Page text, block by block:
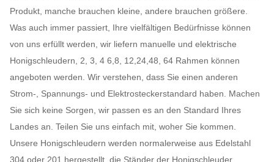
Produkt, manche brauchen kleine, andere brauchen größere.
Was auch immer passiert, Ihre vielfältigen Bedürfnisse können
von uns erfüllt werden, wir liefern manuelle und elektrische
Honigschleudern, 2, 3, 4 6,8, 12,24,48, 64 Rahmen können
angeboten werden. Wir verstehen, dass Sie einen anderen
Strom-, Spannungs- und Elektrosteckerstandard haben. Machen
Sie sich keine Sorgen, wir passen es an den Standard Ihres
Landes an. Teilen Sie uns einfach mit, woher Sie kommen.
Unsere Honigschleudern werden normalerweise aus Edelstahl
304 oder 201 hergestellt, die Ständer der Honigschleuder